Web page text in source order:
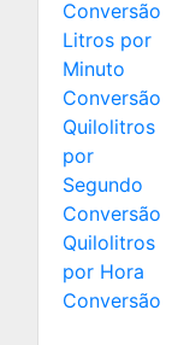
Conversão
Litros por
Minuto
Conversão
Quilolitros
por
Segundo
Conversão
Quilolitros
por Hora
Conversão